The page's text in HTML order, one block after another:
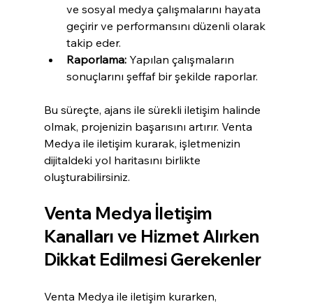
ve sosyal medya çalışmalarını hayata
geçirir ve performansını düzenli olarak
takip eder.
Raporlama: Yapılan çalışmaların
sonuçlarını şeffaf bir şekilde raporlar.
Bu süreçte, ajans ile sürekli iletişim halinde
olmak, projenizin başarısını artırır. Venta
Medya ile iletişim kurarak, işletmenizin
dijitaldeki yol haritasını birlikte
oluşturabilirsiniz.
Venta Medya İletişim
Kanalları ve Hizmet Alırken
Dikkat Edilmesi Gerekenler
Venta Medya ile iletişim kurarken,